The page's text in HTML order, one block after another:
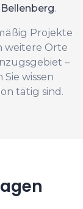
Bellenberg.
Projekte
weitere Orte
–
wissen
tätig sind.